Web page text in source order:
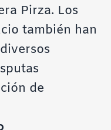
Pirza. Los
también han
de